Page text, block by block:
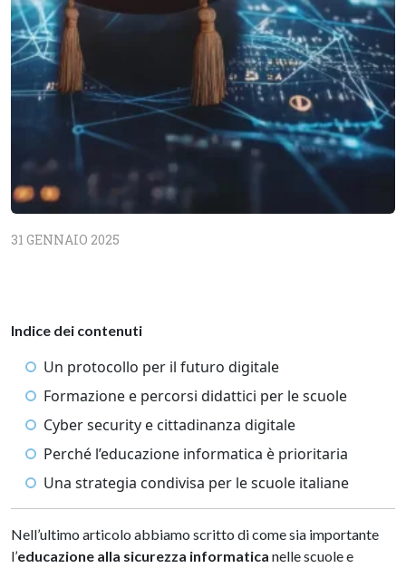
31 GENNAIO 2025
Indice dei contenuti
Un protocollo per il futuro digitale
Formazione e percorsi didattici per le scuole
Cyber security e cittadinanza digitale
Perché l’educazione informatica è prioritaria
Una strategia condivisa per le scuole italiane
Nell’ultimo articolo abbiamo scritto di come sia importante
l’educazione alla sicurezza informatica nelle scuole e